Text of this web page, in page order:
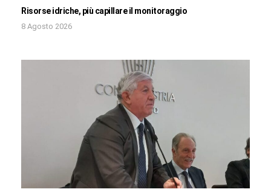
Risorse idriche, più capillare il monitoraggio
8 Agosto 2026